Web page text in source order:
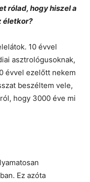
rólad, hogy hiszel a
életkor?
10 évvel
asztrológusoknak,
évvel ezelőtt nekem
beszéltem vele,
hogy 3000 éve mi
Ez azóta